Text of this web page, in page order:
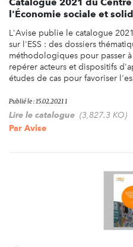
l'Économie sociale et
L'Avise publie le catalogue
sur l'ESS : des dossiers
méthodologiques pour passer
repérer acteurs et dispositifs
études de cas pour favoriser
Publié le : 15.02.2021 1
Lire le catalogue (3,827.3 KO)
Par Avise